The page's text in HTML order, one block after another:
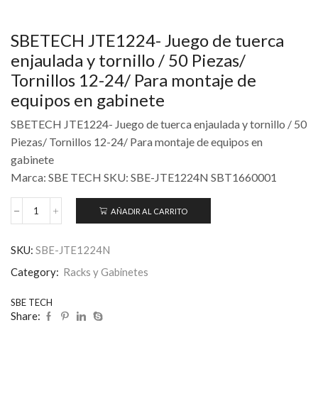
SBETECH JTE1224- Juego de tuerca
enjaulada y tornillo / 50 Piezas/
Tornillos 12-24/ Para montaje de
equipos en gabinete
SBETECH JTE1224- Juego de tuerca enjaulada y tornillo / 50
Piezas/ Tornillos 12-24/ Para montaje de equipos en
gabinete
Marca: SBE TECH SKU: SBE-JTE1224N SBT1660001
AÑADIR AL CARRITO
SKU: SBE-JTE1224N
Category: Racks y Gabinetes
SBE TECH
Share: